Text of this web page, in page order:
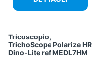
Tricoscopio,
TrichoScope Polarize HR
Dino-Lite ref MEDL7HM